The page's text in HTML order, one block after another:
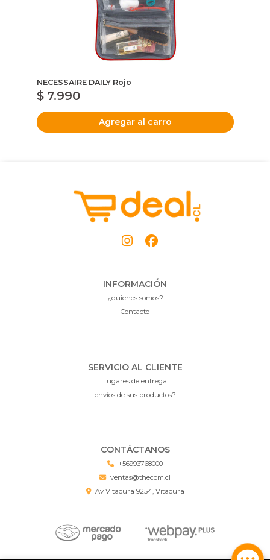
NECESSAIRE DAILY Rojo
$ 7.990
Agregar al carro
INFORMACIÓN
¿quienes somos?
Contacto
SERVICIO AL CLIENTE
Lugares de entrega
envíos de sus productos?
CONTÁCTANOS
+56993768000
ventas@thecom.cl
Av Vitacura 9254, Vitacura